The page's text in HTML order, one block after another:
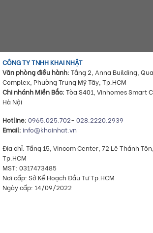
CÔNG TY TNHH KHAI NHẬT
Văn phòng điều hành: Tầng 2, Anna Building,
Complex, Phường Trung Mỹ Tây, Tp.HCM
Chi nhánh Miền Bắc: Tòa S401, Vinhomes Smart
Hà Nội
Hotline: 0965.025.702- 028.2220.2939
Email: info@khainhat.vn
Địa chỉ: Tầng 15, Vincom Center, 72 Lê Thánh
Tp.HCM
MST: 0317473485
Nơi cấp: Sở Kế Hoạch Đầu Tư Tp.HCM
Ngày cấp: 14/09/2022